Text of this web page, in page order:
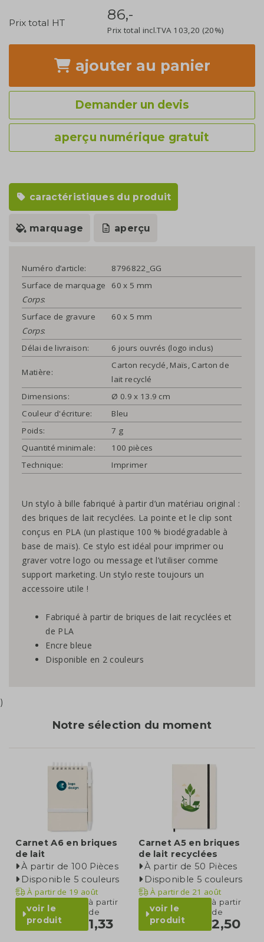
Prix total HT 86,-
Prix total incl.TVA 103,20 (20%)
ajouter au panier
Demander un devis
aperçu numérique gratuit
caractéristiques du produit
marquage aperçu
Numéro d’article:
8796822_GG
Surface de marquage
Corps:
60 x 5 mm
Surface de gravure
Corps:
60 x 5 mm
Délai de livraison: 6 jours ouvrés (logo inclus)
Matière:
Carton recyclé, Maïs, Carton de
lait recyclé
Dimensions:
Ø 0.9 x 13.9 cm
Couleur d'écriture:
Bleu
Poids:
7 g
Quantité minimale:
100 pièces
Technique:
Imprimer
Un stylo à bille fabriqué à partir d’un matériau original :
des briques de lait recyclées. La pointe et le clip sont
conçus en PLA (un plastique 100 % biodégradable à
base de maïs). Ce stylo est idéal pour imprimer ou
graver votre logo ou message et l’utiliser comme
support marketing. Un stylo reste toujours un
accessoire utile !
Fabriqué à partir de briques de lait recyclées et
de PLA
Encre bleue
Disponible en 2 couleurs
)
Notre sélection du moment
Carnet A6 en briques
de lait
À partir de 100 Pièces
Disponible 5 couleurs
À partir de 19 août
voir le
produit
à partir
de
1,33
Carnet A5 en briques
de lait recyclées
À partir de 50 Pièces
Disponible 5 couleurs
À partir de 21 août
voir le
produit
à partir
de
2,50